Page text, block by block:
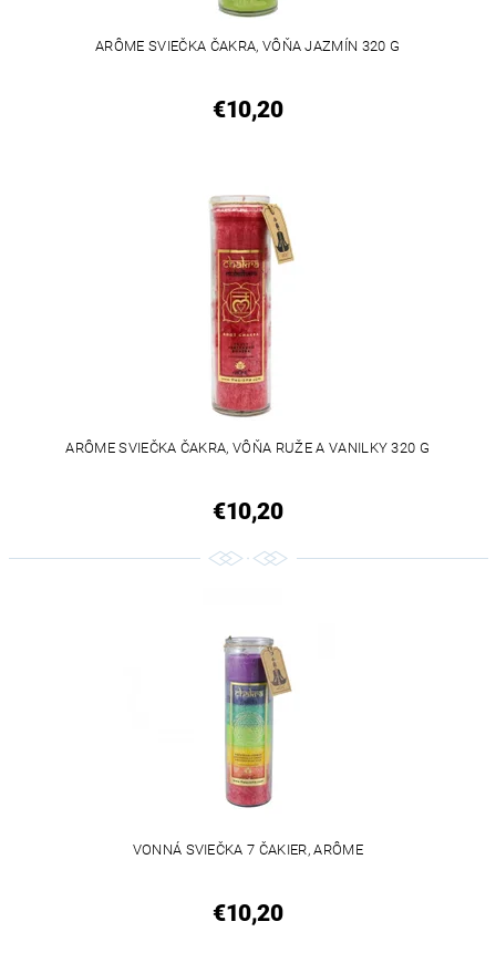
ARÔME SVIEČKA ČAKRA, VÔŇA JAZMÍN 320 G
€10,20
ARÔME SVIEČKA ČAKRA, VÔŇA RUŽE A VANILKY 320 G
€10,20
VONNÁ SVIEČKA 7 ČAKIER, ARÔME
€10,20